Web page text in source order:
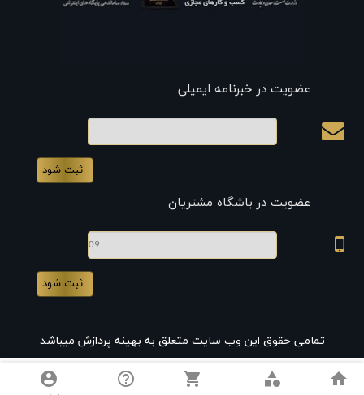
عضویت در خبرنامه ایمیلی
عضویت در باشگاه مشتریان
تمامی حقوق این وب سایت متعلق به بهینه پردازش میباشد
home
category
shopping_cart
help_outline
account_circle